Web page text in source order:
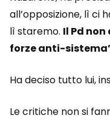
all’opposizione, lì ci
lì staremo. Il Pd
forze anti-
Ha deciso tutto lui,
Le critiche non si